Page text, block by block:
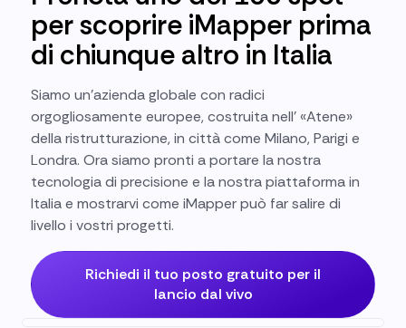
per scoprire iMapper prima
di chiunque altro in Italia
Siamo un'azienda globale con radici
orgogliosamente europee, costruita nell' «Atene»
della ristrutturazione, in città come Milano, Parigi e
Londra. Ora siamo pronti a portare la nostra
tecnologia di precisione e la nostra piattaforma in
Italia e mostrarvi come iMapper può far salire di
livello i vostri progetti.
Richiedi il tuo posto gratuito per il
lancio dal vivo